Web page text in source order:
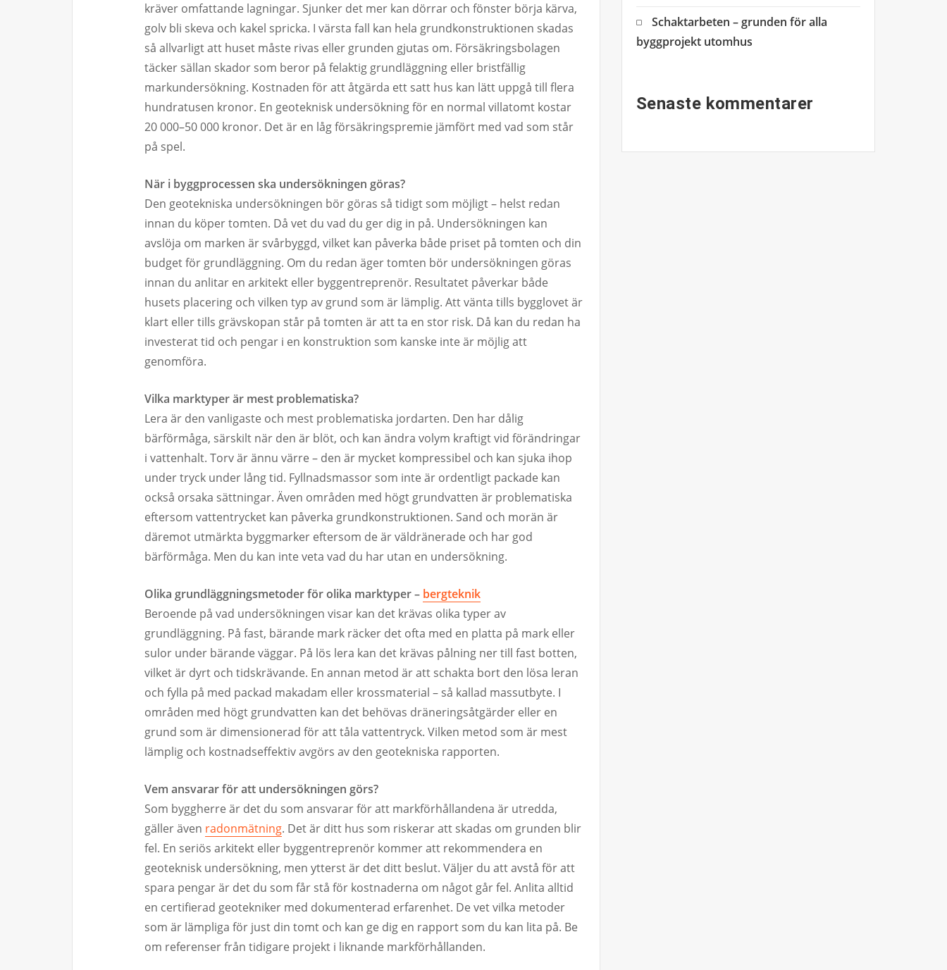
kräver omfattande lagningar. Sjunker det mer kan dörrar och fönster börja kärva,
golv bli skeva och kakel spricka. I värsta fall kan hela grundkonstruktionen skadas
så allvarligt att huset måste rivas eller grunden gjutas om. Försäkringsbolagen
täcker sällan skador som beror på felaktig grundläggning eller bristfällig
markundersökning. Kostnaden för att åtgärda ett satt hus kan lätt uppgå till flera
hundratusen kronor. En geoteknisk undersökning för en normal villatomt kostar
20 000–50 000 kronor. Det är en låg försäkringspremie jämfört med vad som står
på spel.
När i byggprocessen ska undersökningen göras?
Den geotekniska undersökningen bör göras så tidigt som möjligt – helst redan
innan du köper tomten. Då vet du vad du ger dig in på. Undersökningen kan
avslöja om marken är svårbyggd, vilket kan påverka både priset på tomten och din
budget för grundläggning. Om du redan äger tomten bör undersökningen göras
innan du anlitar en arkitekt eller byggentreprenör. Resultatet påverkar både
husets placering och vilken typ av grund som är lämplig. Att vänta tills bygglovet är
klart eller tills grävskopan står på tomten är att ta en stor risk. Då kan du redan ha
investerat tid och pengar i en konstruktion som kanske inte är möjlig att
genomföra.
Vilka marktyper är mest problematiska?
Lera är den vanligaste och mest problematiska jordarten. Den har dålig
bärförmåga, särskilt när den är blöt, och kan ändra volym kraftigt vid förändringar
i vattenhalt. Torv är ännu värre – den är mycket kompressibel och kan sjuka ihop
under tryck under lång tid. Fyllnadsmassor som inte är ordentligt packade kan
också orsaka sättningar. Även områden med högt grundvatten är problematiska
eftersom vattentrycket kan påverka grundkonstruktionen. Sand och morän är
däremot utmärkta byggmarker eftersom de är väldränerade och har god
bärförmåga. Men du kan inte veta vad du har utan en undersökning.
Olika grundläggningsmetoder för olika marktyper – bergteknik
Beroende på vad undersökningen visar kan det krävas olika typer av
grundläggning. På fast, bärande mark räcker det ofta med en platta på mark eller
sulor under bärande väggar. På lös lera kan det krävas pålning ner till fast botten,
vilket är dyrt och tidskrävande. En annan metod är att schakta bort den lösa leran
och fylla på med packad makadam eller krossmaterial – så kallad massutbyte. I
områden med högt grundvatten kan det behövas dräneringsåtgärder eller en
grund som är dimensionerad för att tåla vattentryck. Vilken metod som är mest
lämplig och kostnadseffektiv avgörs av den geotekniska rapporten.
Vem ansvarar för att undersökningen görs?
Som byggherre är det du som ansvarar för att markförhållandena är utredda,
gäller även radonmätning. Det är ditt hus som riskerar att skadas om grunden blir
fel. En seriös arkitekt eller byggentreprenör kommer att rekommendera en
geoteknisk undersökning, men ytterst är det ditt beslut. Väljer du att avstå för att
spara pengar är det du som får stå för kostnaderna om något går fel. Anlita alltid
en certifierad geotekniker med dokumenterad erfarenhet. De vet vilka metoder
som är lämpliga för just din tomt och kan ge dig en rapport som du kan lita på. Be
om referenser från tidigare projekt i liknande markförhållanden.
Schaktarbeten – grunden för alla
byggprojekt utomhus
Senaste kommentarer